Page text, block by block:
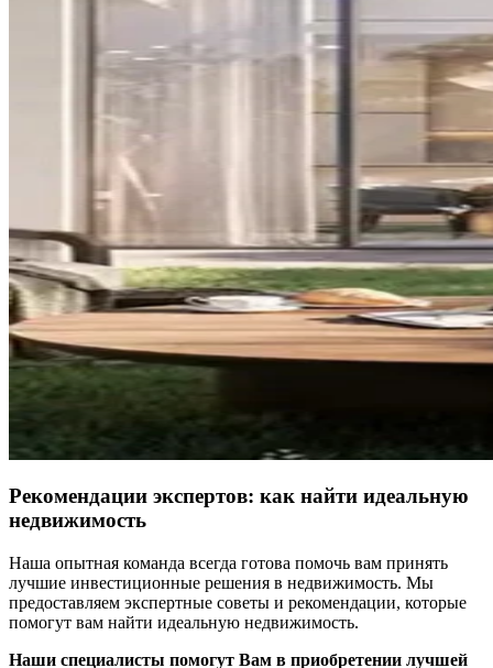
Рекомендации экспертов: как найти идеальную
недвижимость
Наша опытная команда всегда готова помочь вам принять
лучшие инвестиционные решения в недвижимость. Мы
предоставляем экспертные советы и рекомендации, которые
помогут вам найти идеальную недвижимость.
Наши специалисты помогут Вам в приобретении лучшей